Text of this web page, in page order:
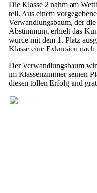
Die Klasse 2 nahm am
teil. Aus einem
Verwandlungsbaum, der
Abstimmung erhielt das
wurde mit dem 1. Platz
Klasse eine Exkursion nach
Der Verwandlungsbaum
im Klassenzimmer seinen
diesen tollen Erfolg und